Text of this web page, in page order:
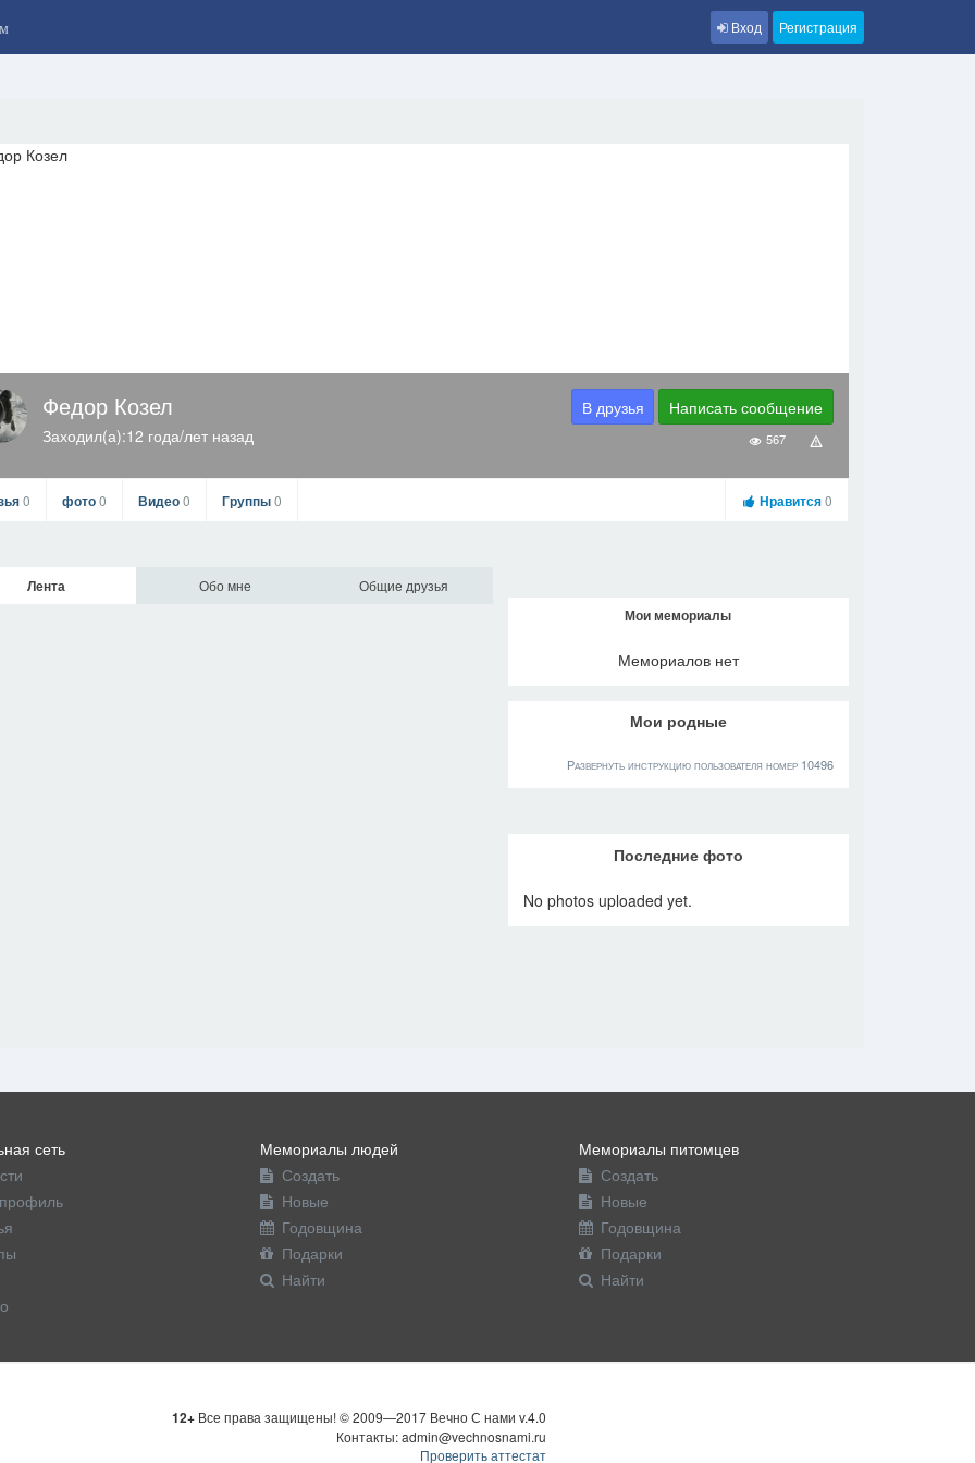
Вход Регистрация
Федор Козел
Заходил(а):12 года/лет назад
В друзья Написать сообщение
567
0 фото0 Видео0 Группы0 Нравится0
Мои мемориалы
Мемориалов нет
Мои родные
Развернуть инструкцию пользователя номер 10496
Последние фото
No photos uploaded yet.
Лента Обо мне Общие друзья
сеть
Мемориалы людей
Создать
Новые
Годовщина
Подарки
Найти
Мемориалы питомцев
Создать
Новые
Годовщина
Подарки
Найти
12+Все права защищены! © 2009—2017 Вечно С нами v.4.0
Контакты: admin@vechnosnami.ru
Проверить аттестат